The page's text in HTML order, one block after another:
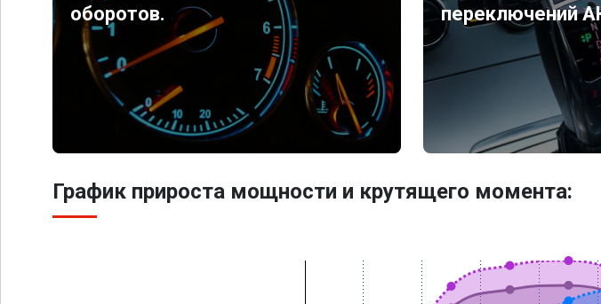
оборотов.
переключений
График прироста мощности и крутящего момента: